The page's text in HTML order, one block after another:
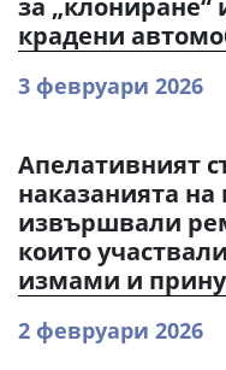
за „клониране“
крадени
3 февруари 2026
Апелативният
наказанията
извършвали
които
измами и
2 февруари 2026